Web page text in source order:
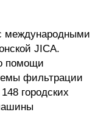
международными
JICA.
помощи
фильтрации
городских